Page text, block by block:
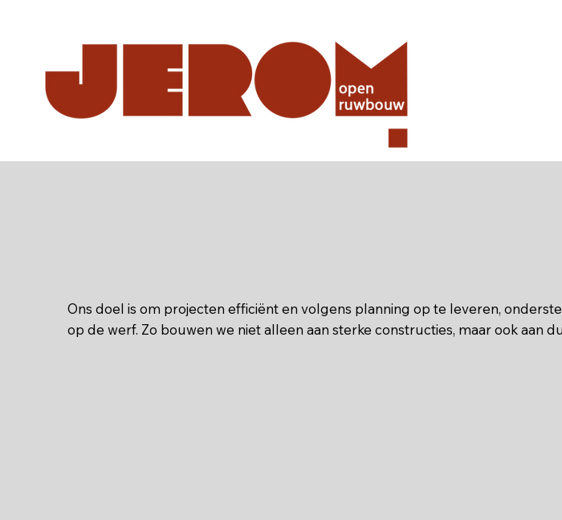
Ons doel is om projecten efficiënt en volgens planning op te leveren,
op de werf. Zo bouwen we niet alleen aan sterke constructies, maar ook aan